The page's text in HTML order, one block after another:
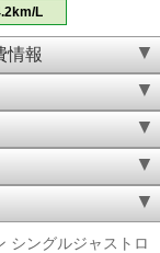
L
情報
シングルジャストロ